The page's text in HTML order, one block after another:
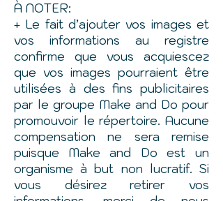
À NOTER:
+ Le fait d’ajouter vos images et
vos informations au registre
confirme que vous acquiescez
que vos images pourraient être
utilisées à des fins publicitaires
par le groupe Make and Do pour
promouvoir le répertoire. Aucune
compensation ne sera remise
puisque Make and Do est un
organisme à but non lucratif. Si
vous désirez retirer vos